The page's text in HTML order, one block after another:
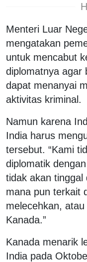
Menteri Luar
mengatakan
untuk mencabut
diplomatnya agar
dapat menanyai
aktivitas kriminal.
Namun karena
India harus
tersebut. “Kami
diplomatik
tidak akan tinggal
mana pun terkait
melecehkan,
Kanada.”
Kanada menarik
India pada